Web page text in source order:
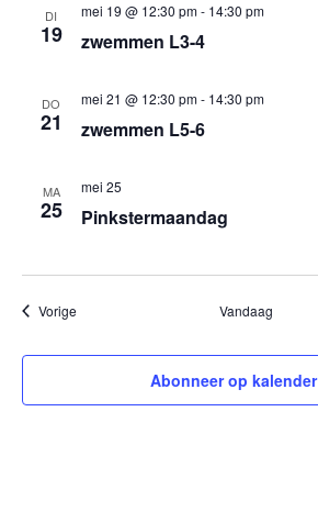
DI
19 zwemmen L3-4
mei 19 @ 12:30 pm- 14:30 pm
DO
21 zwemmen L5-6
mei 21 @ 12:30 pm- 14:30 pm
MA
25 Pinkstermaandag
mei 25
VorigeEvenementen Vandaag
Abonneer op kalender